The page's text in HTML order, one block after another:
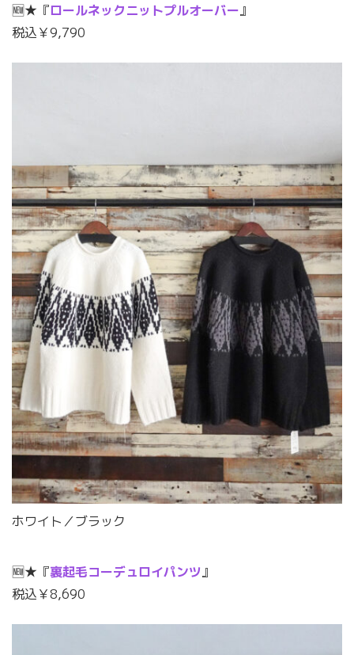
🆕★『ロールネックニットプルオーバー』
税込￥9,790
ホワイト／ブラック
🆕★『裏起毛コーデュロイパンツ』
税込￥8,690